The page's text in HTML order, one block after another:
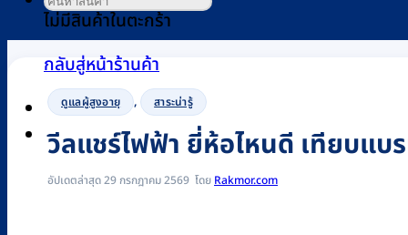
ไม่มีสินค้าในตะกร้า
กลับสู่หน้าร้านค้า
0
ดูแลผู้สูงอายุ , สาระน่ารู้
วีลแชร์ไฟฟ้า ยี่ห้อไหนดี เทียบแบ
อัปเดตล่าสุด 29 กรกฎาคม 2569 Rakmor.com